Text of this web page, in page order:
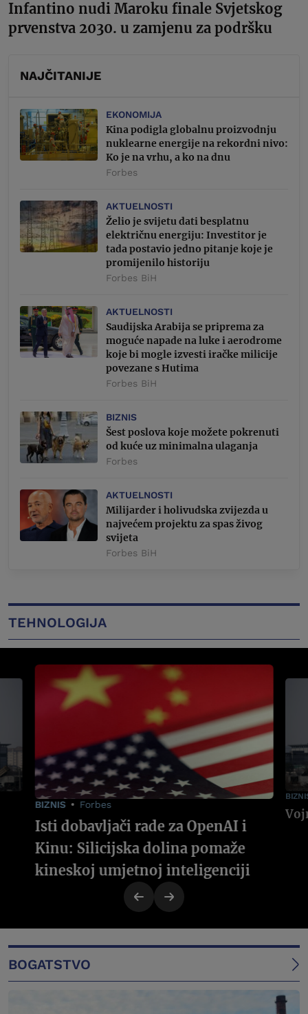
Infantino nudi Maroku finale Svjetskog
prvenstva 2030. u zamjenu za podršku
NAJČITANIJE
EKONOMIJA
Kina podigla globalnu proizvodnju
nuklearne energije na rekordni nivo:
Ko je na vrhu, a ko na dnu
Forbes
AKTUELNOSTI
Želio je svijetu dati besplatnu
električnu energiju: Investitor je
tada postavio jedno pitanje koje je
promijenilo historiju
Forbes BiH
AKTUELNOSTI
Saudijska Arabija se priprema za
moguće napade na luke i aerodrome
koje bi mogle izvesti iračke milicije
povezane s Hutima
Forbes BiH
BIZNIS
Šest poslova koje možete pokrenuti
od kuće uz minimalna ulaganja
Forbes
AKTUELNOSTI
Milijarder i holivudska zvijezda u
najvećem projektu za spas živog
svijeta
Forbes BiH
TEHNOLOGIJA
BIZNIS Forbes
Isti dobavljači rade za OpenAI i
Kinu: Silicijska dolina pomaže
kineskoj umjetnoj inteligenciji
BOGATSTVO